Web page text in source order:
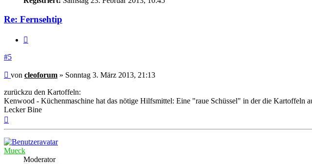
Re: Fernsehtip
#5
Beitrag
von cleoforum » Sonntag 3. März 2013, 21:13
zurückzu den Kartoffeln:
Kenwood - Küchenmaschine hat das nötige Hilfsmittel: Eine "raue Schüssel" in der die Kartoffeln
Lecker Bine
Mueck
Moderator